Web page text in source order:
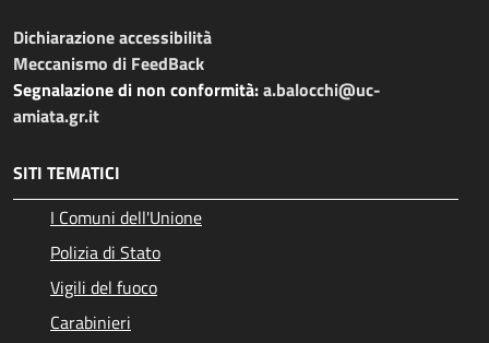
Dichiarazione accessibilità
Meccanismo di FeedBack
Segnalazione di non conformità:a.balocchi@uc-
amiata.gr.it
SITI TEMATICI
I Comuni dell'Unione
Polizia di Stato
Vigili del fuoco
Carabinieri